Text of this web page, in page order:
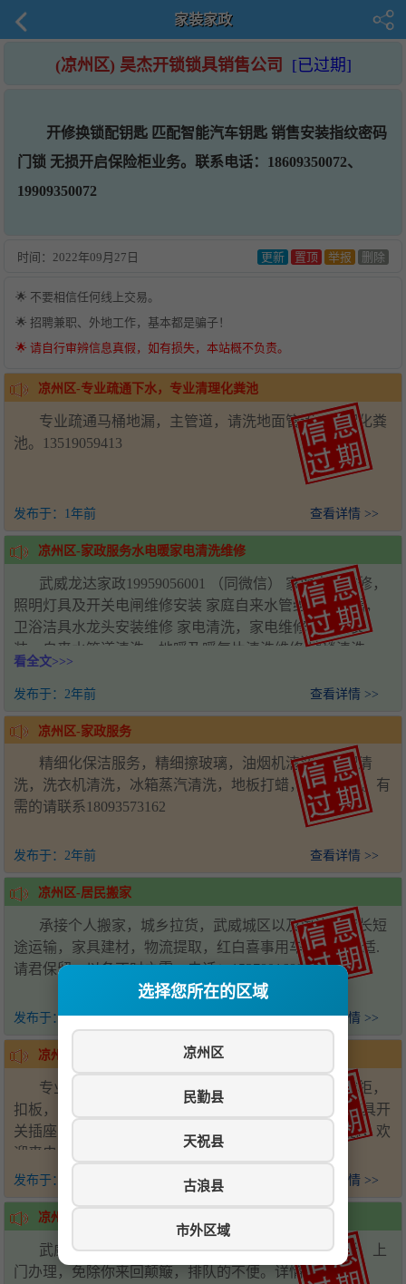
选择您所在的区域
凉州区
民勤县
天祝县
古浪县
市外区域
家装家政
(凉州区) 昊杰开锁锁具销售公司 [已过期]
开修换锁配钥匙 匹配智能汽车钥匙 销售安装指纹密码
门锁 无损开启保险柜业务。联系电话：18609350072、
19909350072
时间： 2022年09月27日 更新 置顶 举报 删除
🌟 不要相信任何线上交易。
🌟 招聘兼职、外地工作，基本都是骗子！
🌟 请自行审辨信息真假，如有损失，本站概不负责。
凉州区-专业疏通下水，专业清理化粪池
专业疏通马桶地漏，主管道，请洗地面管道，清理化粪
池。13519059413
发布于： 1年前 查看详情 >>
凉州区-家政服务水电暖家电清洗维修
武威龙达家政19959056001 （同微信） 家庭电路维修，
照明灯具及开关电闸维修安装 家庭自来水管维修及测漏，
卫浴洁具水龙头安装维修 家电清洗，家电维修，家电安
装，自来水管道清洗，地暖及暖气片清洗维修 地毯清洗，
沙发清洗，地板打蜡，家具打蜡 家政保洁（开荒保洁）擦
玻璃，室内甲醛检测，消除甲醛 承接：净水机安装维修、
灯具安装维修、门锁安装、卫浴安装水龙头换新、太阳能安
装维修、油烟机、空调、洗衣机、热水器、壁挂炉、饮水机
等家电安装维修清洗，地暖、暖气片、自来水管道清洗维修
及马桶地漏下水管道疏通服
看全文>>>
发布于： 2年前 查看详情 >>
凉州区-家政服务
精细化保洁服务，精细擦玻璃，油烟机清洗，空调清
洗，洗衣机清洗，冰箱蒸汽清洗，地板打蜡，整理收纳。有
需的请联系18093573162
发布于： 2年前 查看详情 >>
凉州区-居民搬家
承接个人搬家，城乡拉货，武威城区以及周边乡镇长短
途运输，家具建材，物流提取，红白喜事用车。价位合适.
请君保留，以备不时之需，电话：15378016899
发布于：2年前 查看详情 >>
凉州区-青萌装饰
专业木工承接工装，家装，吊顶，隔断，厨柜，衣柜，
扣板，门套等，专业水电师傅承接，电路维修，安装灯具开
关插座，上水改造，维修，换各种水盆龙头，价格优惠，欢
迎来电。
发布于： 查看详情 >>
凉州区-武威电信千兆宽带
武威电信千兆宽带存费送费，免费办理，一个电话，上
门办理，免除你来回颠簸，排队的不便。详情联系